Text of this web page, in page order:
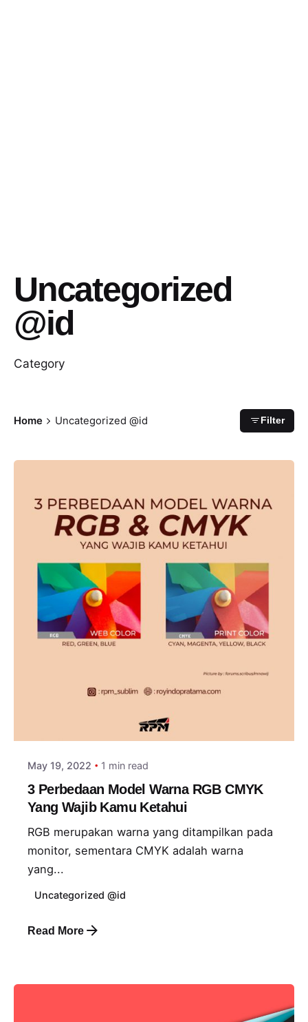
Uncategorized
@id
Category
Home Uncategorized @id Filter
May 19, 2022 1 min read
3 Perbedaan Model Warna RGB CMYK
Yang Wajib Kamu Ketahui
RGB merupakan warna yang ditampilkan pada
monitor, sementara CMYK adalah warna
yang...
Uncategorized @id
Read More